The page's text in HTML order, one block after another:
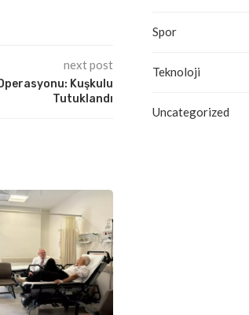
next post
Kuşkulu
Tutuklandı
Spor
Teknoloji
Uncategorized